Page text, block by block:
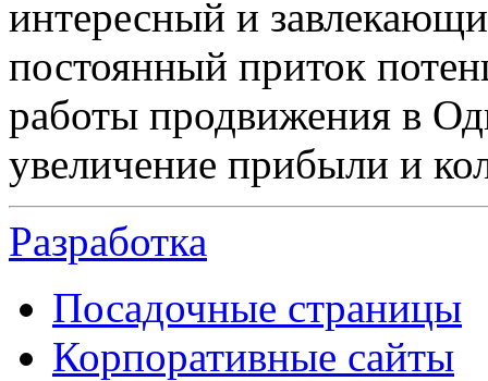
интересный и
постоянный приток
работы продвижения в
увеличение прибыли и
Разработка
Посадочные страницы
Корпоративные сайты